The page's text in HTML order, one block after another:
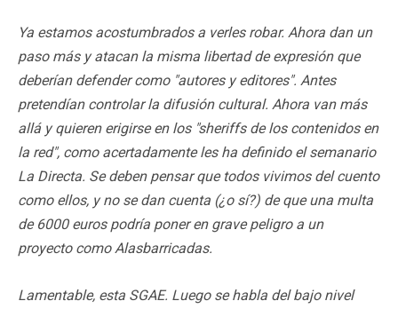
Ya estamos acostumbrados a verles robar. Ahora dan un
paso más y atacan la misma libertad de expresión que
deberían defender como "autores y editores". Antes
pretendían controlar la difusión cultural. Ahora van más
allá y quieren erigirse en los "sheriffs de los contenidos en
la red", como acertadamente les ha definido el semanario
La Directa. Se deben pensar que todos vivimos del cuento
como ellos, y no se dan cuenta (¿o sí?) de que una multa
de 6000 euros podría poner en grave peligro a un
proyecto como Alasbarricadas.
Lamentable, esta SGAE. Luego se habla del bajo nivel